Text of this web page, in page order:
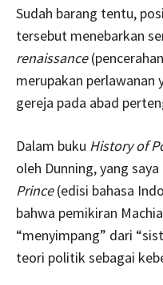
Sudah barang tentu,
tersebut menebarkan
renaissance
merupakan perlawanan
gereja pada abad
Dalam buku History of
oleh Dunning, yang
Prince(edisi bahasa
bahwa pemikiran
“menyimpang” dari
teori politik sebagai